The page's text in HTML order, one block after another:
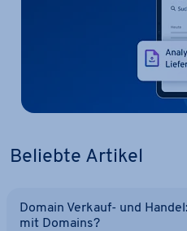
Beliebte Artikel
Domain Verkauf- und
mit Domains?